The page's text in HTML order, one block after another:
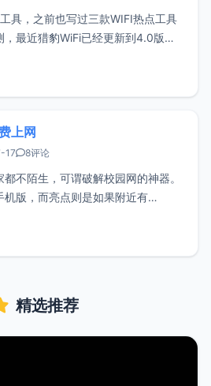
具，之前也写过三款WIFI热点工具
，最近猎豹WiFi已经更新到4.0版
常重视校园网这一块，因为很多校
限制，而猎豹WiFi的出现则解决了大
上网
17 8评论
不陌生，可谓破解校园网的神器。
机版，而亮点则是如果附近有
免费连：独家
热点，不限时长、无需积分
精选推荐